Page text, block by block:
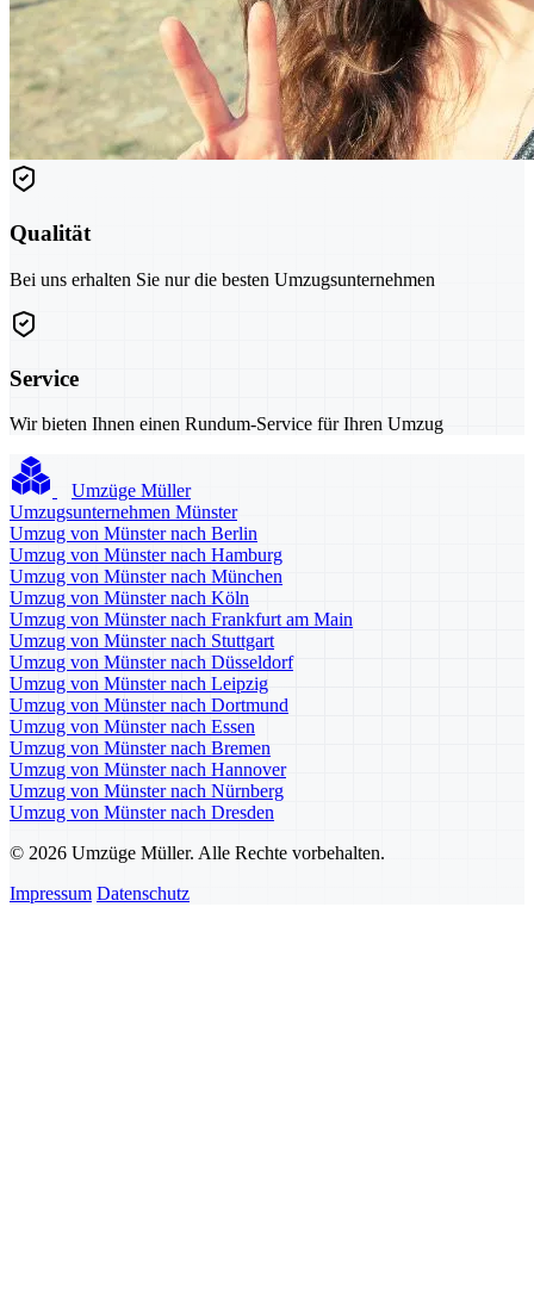
Qualität
Bei uns erhalten Sie nur die besten Umzugsunternehmen
Service
Wir bieten Ihnen einen Rundum-Service für Ihren Umzug
Umzüge Müller
Umzugsunternehmen Münster
Umzug von Münster nach Berlin
Umzug von Münster nach Hamburg
Umzug von Münster nach München
Umzug von Münster nach Köln
Umzug von Münster nach Frankfurt am Main
Umzug von Münster nach Stuttgart
Umzug von Münster nach Düsseldorf
Umzug von Münster nach Leipzig
Umzug von Münster nach Dortmund
Umzug von Münster nach Essen
Umzug von Münster nach Bremen
Umzug von Münster nach Hannover
Umzug von Münster nach Nürnberg
Umzug von Münster nach Dresden
© 2026 Umzüge Müller. Alle Rechte vorbehalten.
Impressum Datenschutz